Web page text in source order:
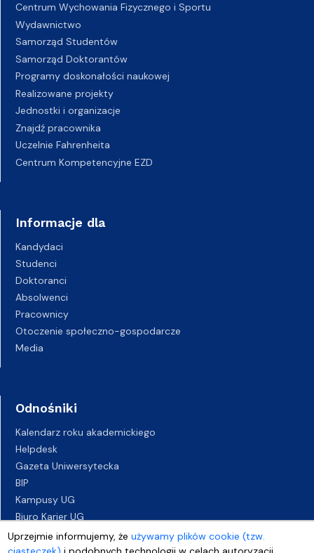
Uprzejmie informujemy, żeużywamy plików cookie (tzw.
Centrum Wychowania Fizycznego i Sportu
Wydawnictwo
Samorząd Studentów
Samorząd Doktorantów
Programy doskonałości naukowej
Realizowane projekty
Jednostki i organizacje
Znajdź pracownika
Uczelnie Fahrenheita
Centrum Kompetencyjne EZD
Informacje dla
Kandydaci
Studenci
Doktoranci
Absolwenci
Pracownicy
Otoczenie społeczno-gospodarcze
Media
Odnośniki
Kalendarz roku akademickiego
Helpdesk
Gazeta Uniwersytecka
BIP
Kampusy UG
Biuro Karier UG
Oferty pracy
Deklaracja dostępności